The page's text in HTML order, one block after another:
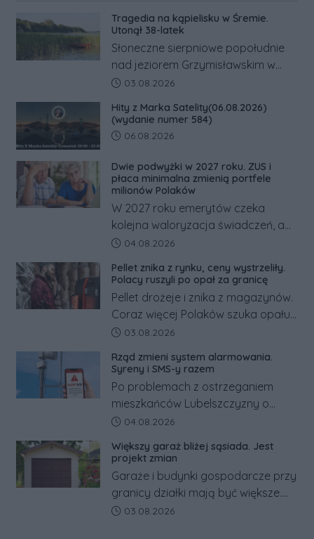
Tragedia na kąpielisku w Śremie.
Utonął 38-latek
Słoneczne sierpniowe popołudnie
nad jeziorem Grzymisławskim w
powiecie śremskim zakończyło się
odwrócić nawet natychmiastowe
działania służb ratunkowych.
Data dodania artykułu:
03.08.2026
Hity z Marka Satelity(06.08.2026)
(wydanie numer 584)
Data dodania artykułu:
06.08.2026
Dwie podwyżki w 2027 roku. ZUS i
płaca minimalna zmienią portfele
milionów Polaków
W 2027 roku emerytów czeka
kolejna waloryzacja świadczeń, a
pracowników podwyżka płacy
tym zmianom zyskają.
Data dodania artykułu:
04.08.2026
Pellet znika z rynku, ceny wystrzeliły.
Polacy ruszyli po opał za granicę
Pellet drożeje i znika z magazynów.
Coraz więcej Polaków szuka opału
za granicą, gdzie bywa nawet
Co się dzieje?
Data dodania artykułu:
03.08.2026
Rząd zmieni system alarmowania.
Syreny i SMS-y razem
Po problemach z ostrzeganiem
mieszkańców Lubelszczyzny o
rosyjskim zagrożeniu rząd
alarmowych, alertów RCB i aplikacji
w jeden system.
Data dodania artykułu:
04.08.2026
Większy garaż bliżej sąsiada. Jest
projekt zmian
Garaże i budynki gospodarcze przy
granicy działki mają być większe.
Projekt zaostrza też zasady
Data dodania artykułu:
03.08.2026